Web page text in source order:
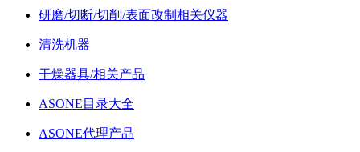
研磨/切断/切削/表面改制相关仪器
清洗机器
干燥器具/相关产品
ASONE目录大全
ASONE代理产品